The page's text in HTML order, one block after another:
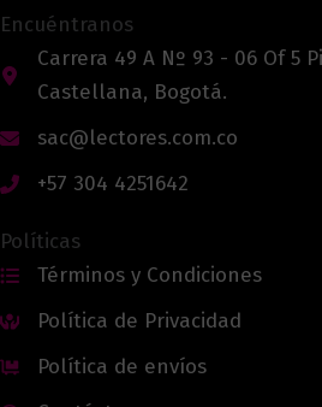
Encuéntranos
Carrera 49 A Nº 93 - 06 Of 5
Castellana, Bogotá.
sac@lectores.com.co
+57 304 4251642
Políticas
Términos y Condiciones
Política de Privacidad
Política de envíos